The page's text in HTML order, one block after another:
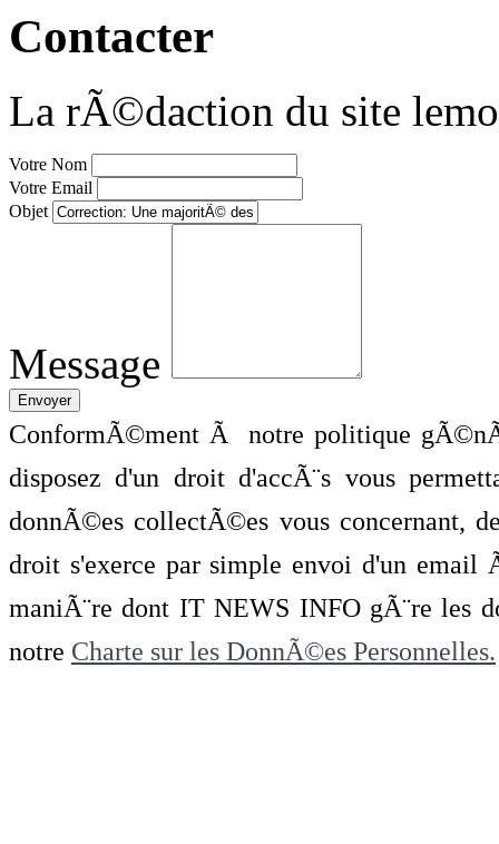
Contacter
La rÃ©daction du site
Votre Nom
Votre Email
Objet
Message
ConformÃ©ment Ã notre politique
disposez d'un droit d'accÃ¨s vous
donnÃ©es collectÃ©es vous concernant,
droit s'exerce par simple envoi d'un
maniÃ¨re dont IT NEWS INFO gÃ¨re les
notre Charte sur les DonnÃ©es Personnelles.